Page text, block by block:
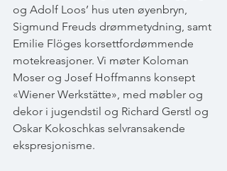
og Adolf Loos’ hus uten øyenbryn,
Sigmund Freuds drømmetydning, samt
Emilie Flöges korsettfordømmende
motekreasjoner. Vi møter Koloman
Moser og Josef Hoffmanns konsept
«Wiener Werkstätte», med møbler og
dekor i jugendstil og Richard Gerstl og
Oskar Kokoschkas selvransakende
ekspresjonisme.